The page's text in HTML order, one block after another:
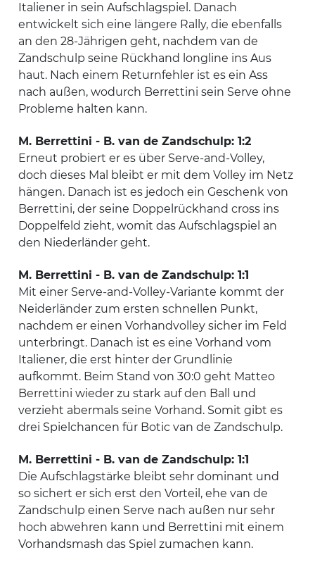
Italiener in sein Aufschlagspiel. Danach
entwickelt sich eine längere Rally, die ebenfalls
an den 28-Jährigen geht, nachdem van de
Zandschulp seine Rückhand longline ins Aus
haut. Nach einem Returnfehler ist es ein Ass
nach außen, wodurch Berrettini sein Serve ohne
Probleme halten kann.
M. Berrettini - B. van de Zandschulp: 1:2
Erneut probiert er es über Serve-and-Volley,
doch dieses Mal bleibt er mit dem Volley im Netz
hängen. Danach ist es jedoch ein Geschenk von
Berrettini, der seine Doppelrückhand cross ins
Doppelfeld zieht, womit das Aufschlagspiel an
den Niederländer geht.
M. Berrettini - B. van de Zandschulp: 1:1
Mit einer Serve-and-Volley-Variante kommt der
Neiderländer zum ersten schnellen Punkt,
nachdem er einen Vorhandvolley sicher im Feld
unterbringt. Danach ist es eine Vorhand vom
Italiener, die erst hinter der Grundlinie
aufkommt. Beim Stand von 30:0 geht Matteo
Berrettini wieder zu stark auf den Ball und
verzieht abermals seine Vorhand. Somit gibt es
drei Spielchancen für Botic van de Zandschulp.
M. Berrettini - B. van de Zandschulp: 1:1
Die Aufschlagstärke bleibt sehr dominant und
so sichert er sich erst den Vorteil, ehe van de
Zandschulp einen Serve nach außen nur sehr
hoch abwehren kann und Berrettini mit einem
Vorhandsmash das Spiel zumachen kann.